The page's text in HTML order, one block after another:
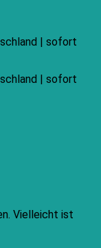
| sofort
| sofort
Vielleicht ist